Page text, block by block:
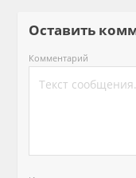
Оставить
Комментарий